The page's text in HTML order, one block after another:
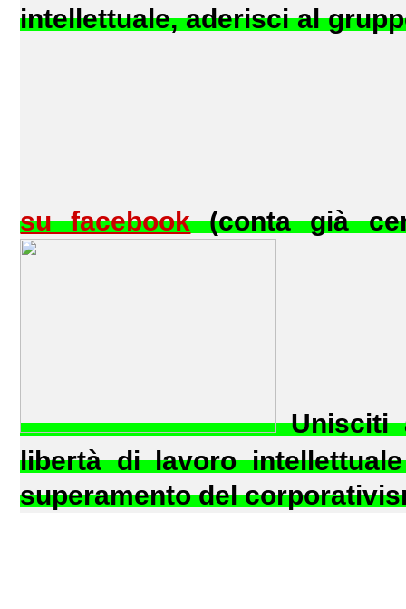
intellettuale, aderisci al
su facebook(conta già
Unisciti
libertà di lavoro
superamento del